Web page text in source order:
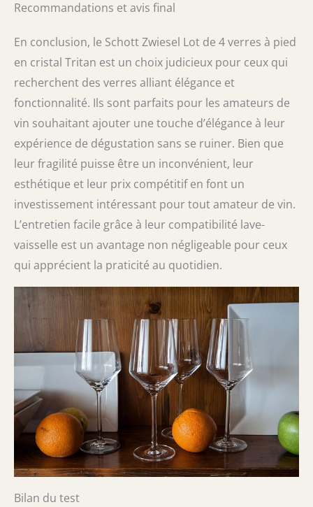
Recommandations et avis final
En conclusion, le Schott Zwiesel Lot de 4 verres à pied
en cristal Tritan est un choix judicieux pour ceux qui
recherchent des verres alliant élégance et
fonctionnalité. Ils sont parfaits pour les amateurs de
vin souhaitant ajouter une touche d’élégance à leur
expérience de dégustation sans se ruiner. Bien que
leur fragilité puisse être un inconvénient, leur
esthétique et leur prix compétitif en font un
investissement intéressant pour tout amateur de vin.
L’entretien facile grâce à leur compatibilité lave-
vaisselle est un avantage non négligeable pour ceux
qui apprécient la praticité au quotidien.
Bilan du test